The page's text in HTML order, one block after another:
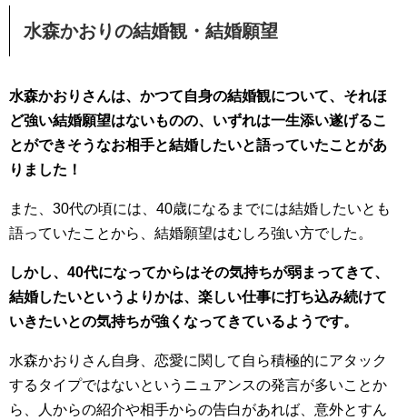
水森かおりの結婚観・結婚願望
水森かおりさんは、かつて自身の結婚観について、それほ
ど強い結婚願望はないものの、いずれは一生添い遂げるこ
とができそうなお相手と結婚したいと語っていたことがあ
りました！
また、30代の頃には、40歳になるまでには結婚したいとも
語っていたことから、結婚願望はむしろ強い方でした。
しかし、40代になってからはその気持ちが弱まってきて、
結婚したいというよりかは、楽しい仕事に打ち込み続けて
いきたいとの気持ちが強くなってきているようです。
水森かおりさん自身、恋愛に関して自ら積極的にアタック
するタイプではないというニュアンスの発言が多いことか
ら、人からの紹介や相手からの告白があれば、意外とすん